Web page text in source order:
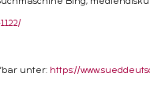
Bing, mediendiskurs
unter: https://